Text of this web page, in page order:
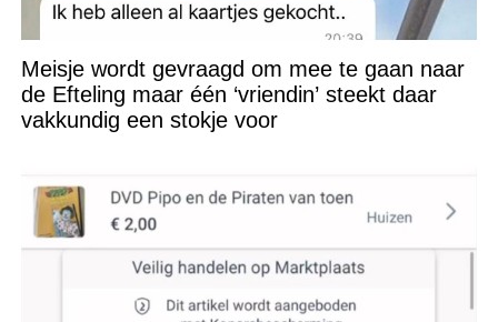
Meisje wordt gevraagd om mee te gaan naar
de Efteling maar één ‘vriendin’ steekt daar
vakkundig een stokje voor